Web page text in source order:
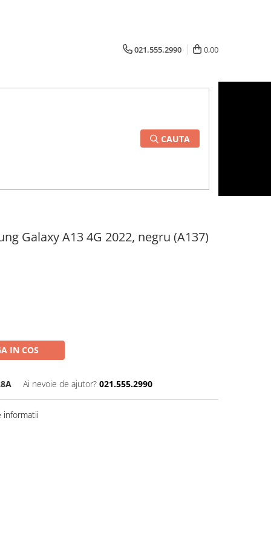
021.555.2990 0,00
CAUTA
Galaxy A13 4G 2022, negru (A137)
IN COS
Ai nevoie de ajutor? 021.555.2990
informatii